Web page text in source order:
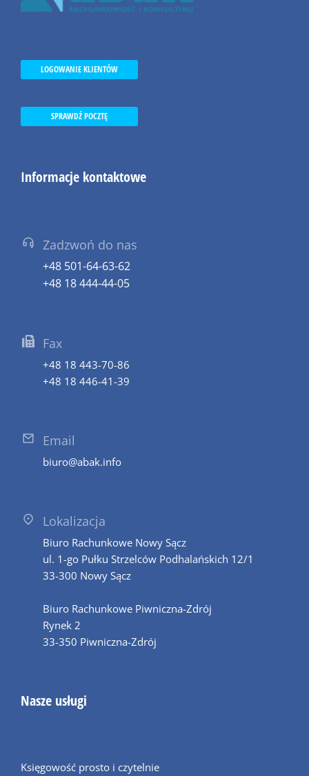
LOGOWANIE KLIENTÓW
SPRAWDŹ POCZTĘ
Informacje kontaktowe
Zadzwoń do nas
+48 501-64-63-62
+48 18 444-44-05
Fax
+48 18 443-70-86
+48 18 446-41-39
Email
biuro@abak.info
Lokalizacja
Biuro Rachunkowe Nowy Sącz
ul. 1-go Pułku Strzelców Podhalańskich 12/1
33-300 Nowy Sącz
Biuro Rachunkowe Piwniczna-Zdrój
Rynek 2
33-350 Piwniczna-Zdrój
Nasze usługi
Księgowość prosto i czytelnie